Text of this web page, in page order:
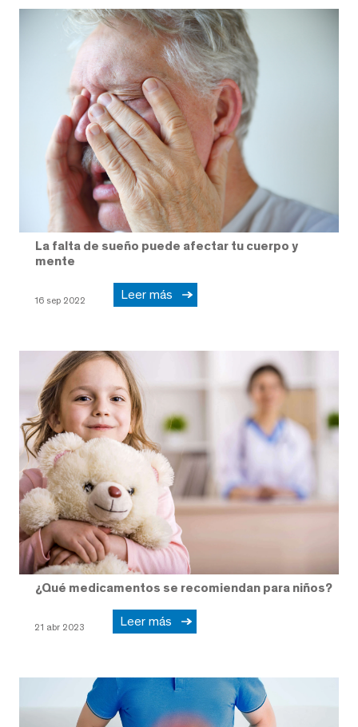
La falta de sueño puede afectar tu cuerpo y
mente
16 sep 2022 Leer más
¿Qué medicamentos se recomiendan para niños?
21 abr 2023 Leer más